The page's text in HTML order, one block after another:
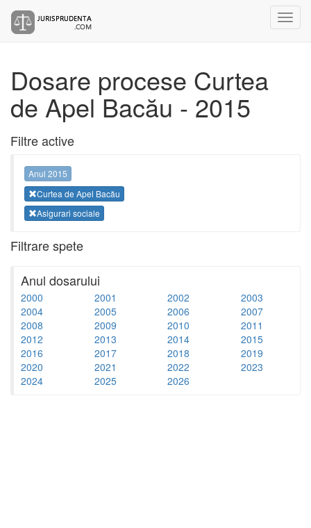
Dosare procese Curtea
de Apel Bacău - 2015
Filtre active
Anul 2015
Curtea de Apel Bacău
Asigurari sociale
Filtrare spete
Anul dosarului
2000 2001 2002
2003
2004
2005 2006
2007
2008
2009 2010
2011
2012
2013 2014
2015
2016
2017 2018
2019
2020
2021 2022
2023
2024
2025 2026